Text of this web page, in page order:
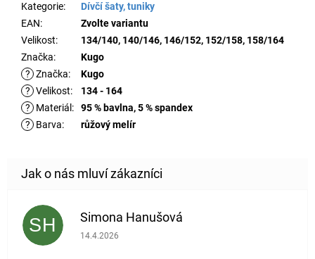
Kategorie:
Dívčí šaty, tuniky
EAN:
Zvolte variantu
Velikost:
134/140, 140/146, 146/152, 152/158, 158/164
Značka:
Kugo
? Značka:
Kugo
? Velikost:
134 - 164
?
Materiál :
95 % bavlna, 5 % spandex
?
Barva: růžový melír
SH Simona Hanušová
Hodnocení obchodu je 5 z 5 hvězdiček.
14.4.2026